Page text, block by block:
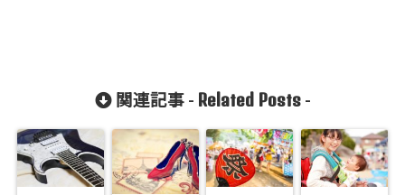
関連記事 - Related Posts-